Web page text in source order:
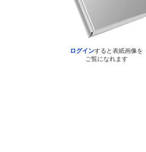
ログインすると表紙画像を
ご覧になれます